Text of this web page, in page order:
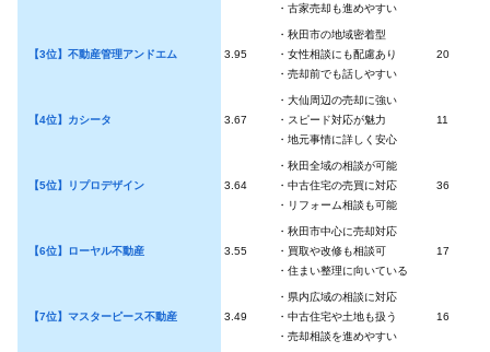
・古家売却も進めやすい
【3位】不動産管理アンドエム 3.95
・秋田市の地域密着型
・女性相談にも配慮あり
・売却前でも話しやすい
20
【4位】カシータ 3.67
・大仙周辺の売却に強い
・スピード対応が魅力
・地元事情に詳しく安心
11
【5位】リプロデザイン 3.64
・秋田全域の相談が可能
・中古住宅の売買に対応
・リフォーム相談も可能
36
【6位】ローヤル不動産 3.55
・秋田市中心に売却対応
・買取や改修も相談可
・住まい整理に向いている
17
【7位】マスターピース不動産 3.49
・県内広域の相談に対応
・中古住宅や土地も扱う
・売却相談を進めやすい
16